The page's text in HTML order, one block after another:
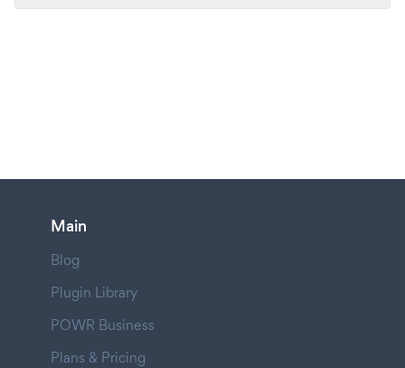
Main
Blog
Plugin Library
POWR Business
Plans & Pricing